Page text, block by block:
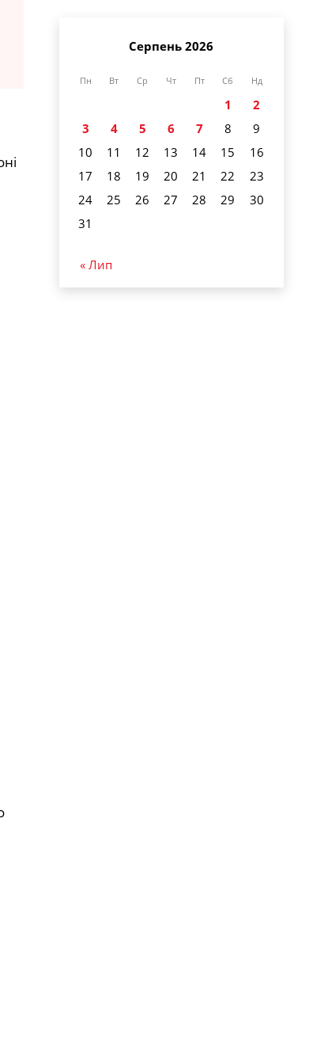
Серпень 2026
Пн Вт Ср Чт Пт Сб Нд
1
2
3
4 5 6 7 8
9
10
11 12 13 14 15
16
17
18 19 20 21 22
23
24
25 26 27 28 29
30
31
« Лип